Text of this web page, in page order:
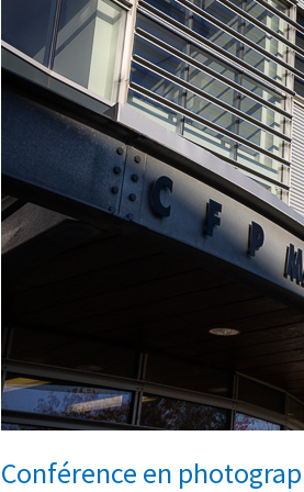
Conférence en
photographie